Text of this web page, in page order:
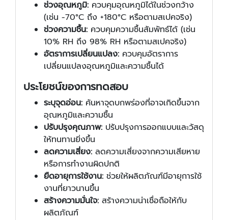
ช่วงอุณหภูมิ: ควบคุมอุณหภูมิได้ในช่วงกว้าง
(เช่น -70°C ถึง +180°C หรือตามสเปคจริง)
ช่วงความชื้น: ควบคุมความชื้นสัมพัทธ์ได้ (เช่น
10% RH ถึง 98% RH หรือตามสเปคจริง)
อัตราการเปลี่ยนแปลง: ควบคุมอัตราการ
เปลี่ยนแปลงอุณหภูมิและความชื้นได้
ประโยชน์ของการทดสอบ
ระบุจุดอ่อน: ค้นหาจุดบกพร่องที่อาจเกิดขึ้นจาก
อุณหภูมิและความชื้น
ปรับปรุงคุณภาพ: ปรับปรุงการออกแบบและวัสดุ
ให้ทนทานยิ่งขึ้น
ลดความเสี่ยง: ลดความเสี่ยงจากความเสียหาย
หรือการทำงานผิดปกติ
ยืดอายุการใช้งาน: ช่วยให้ผลิตภัณฑ์มีอายุการใช้
งานที่ยาวนานขึ้น
สร้างความมั่นใจ: สร้างความน่าเชื่อถือให้กับ
ผลิตภัณฑ์